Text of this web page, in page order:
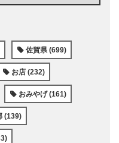
佐賀県 (699)
お店 (232)
おみやげ (161)
(139)